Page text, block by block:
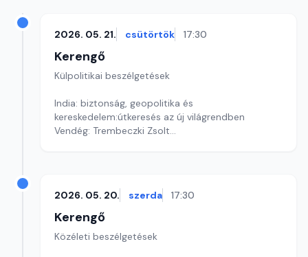
2026. 05. 21. csütörtök 17:30
Kerengő
Külpolitikai beszélgetések
India: biztonság, geopolitika és
kereskedelem:útkeresés az új világrendben
Vendég: Trembeczki Zsolt
2026. 05. 20. szerda 17:30
Kerengő
Közéleti beszélgetések